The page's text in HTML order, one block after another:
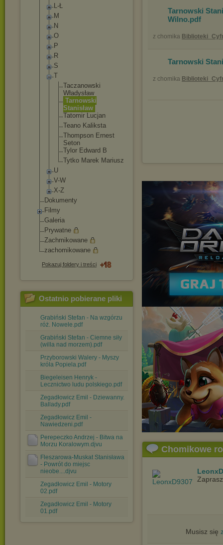
L-Ł
M
N
O
P
R
S
T
Taczanowski
Władysław
Tarnowski
Stanisław
Tatomir Lucjan
Teano Kaliksta
Thompson Ernest
Seton
Tylor Edward B
Tytko Marek Mariusz
U
V-W
X-Z
Dokumenty
Filmy
Galeria
Prywatne
Zachmikowane
zachomikowane
Pokazuj foldery i treści
Ostatnio pobierane pliki
Grabiński Stefan - Na wzgórzu
róż. Nowele.pdf
Grabiński Stefan - Ciemne siły
(willa nad morzem).pdf
Przyborowski Walery - Myszy
króla Popiela.pdf
Biegeleisen Henryk -
Lecznictwo ludu polskiego.pdf
Zegadłowicz Emil - Dziewanny.
Ballady.pdf
Zegadłowicz Emil -
Nawiedzeni.pdf
Perepeczko Andrzej - Bitwa na
Morzu Koralowym.djvu
Fleszarowa-Muskat Stanisława
- Powrót do miejsc
nieobe....djvu
Zegadłowicz Emil - Motory
02.pdf
Zegadłowicz Emil - Motory
01.pdf
Tarnowski
Wilno.pdf
z chomika
Tarnowski
z chomika
Chomikowe
Musisz się